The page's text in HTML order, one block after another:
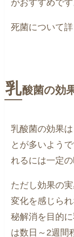
がおすすめです
死菌について
乳酸菌の効
乳酸菌の効果
とが多いよう
れるには一定の
ただし効果の
変化を感じら
秘解消を目的
は数日～2週間